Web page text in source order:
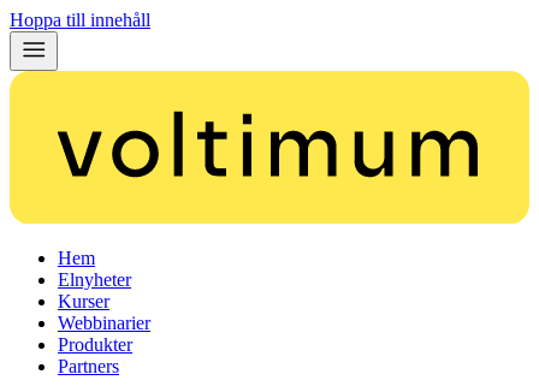
Hoppa till innehåll
Hem
Elnyheter
Kurser
Webbinarier
Produkter
Partners